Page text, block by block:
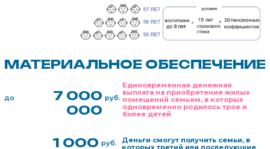
с 2025
Единовременная выплата женщинам,
обучающимся по очной форме
обучения, в связи с рождением
ребёнка в Хабаровском крае
воспитали трех детей
Сергей и Анна
Воспитывают четверых детей